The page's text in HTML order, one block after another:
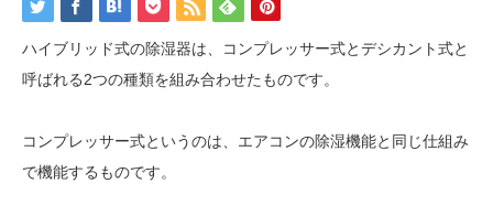
ハイブリッド式の除湿器は、コンプレッサー式とデシカント式と
呼ばれる2つの種類を組み合わせたものです。
コンプレッサー式というのは、エアコンの除湿機能と同じ仕組み
で機能するものです。